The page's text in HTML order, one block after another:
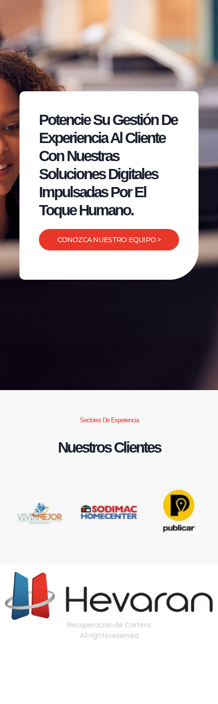
Potencie Su Gestión De
Experiencia Al Cliente
Con Nuestras
Soluciones Digitales
Impulsadas Por El
Toque Humano.
CONOZCA NUESTRO EQUIPO >
Sectores De Experiencia
Nuestros Clientes
Recuperación de Cartera
All rights reserved